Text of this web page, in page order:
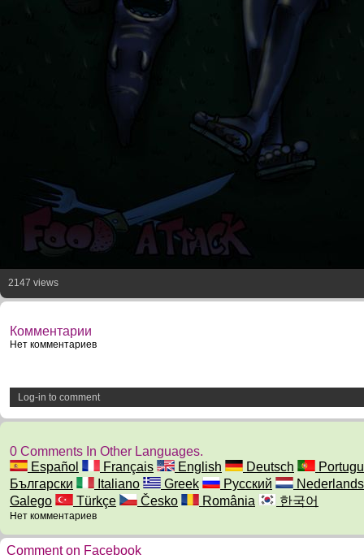
2147 views
Комментарии
Нет комментариев
Log-in to comment
0 Comments In Other Languages.
Español
Français English Deutsch
Български
Italiano Greek Русский
Nederlands
Galego
Türkçe Česko România 한국어
Нет комментариев
Comment on Facebook